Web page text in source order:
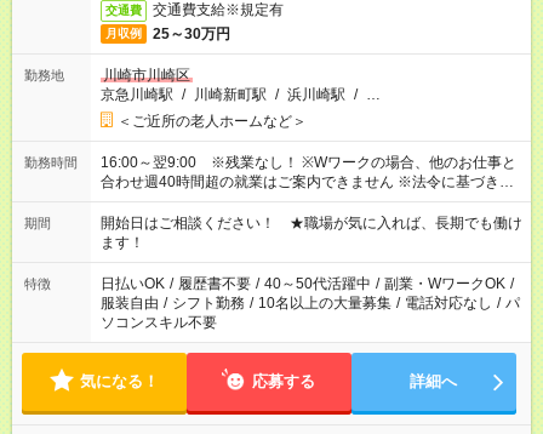
交通費 交通費支給※規定有
月収例 25～30万円
勤務地
川崎市川崎区
京急川崎駅 / 川崎新町駅 / 浜川崎駅 / …
＜ご近所の老人ホームなど＞
勤務時間
16:00～翌9:00 ※残業なし！ ※Wワークの場合、他のお仕事と
合わせ週40時間超の就業はご案内できません ※法令に基づき、
週20時間以上勤務は社会保険への加入対象となります ※労働者
派遣法（日雇い派遣の原則禁止）により、短時間・短期間の就
業はご案内が難しい場合があります
期間
開始日はご相談ください！ ★職場が気に入れば、長期でも働け
ます！
特徴 日払いOK / 履歴書不要 / 40～50代活躍中 / 副業・WワークOK /
服装自由 / シフト勤務 / 10名以上の大量募集 / 電話対応なし / パ
ソコンスキル不要
気になる！ 応募する 詳細へ